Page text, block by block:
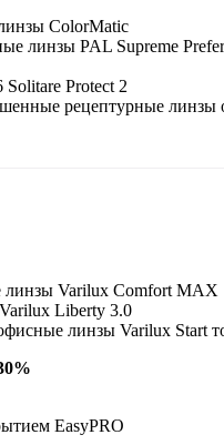
ColorMatic
линзы PAL Supreme
Protect 2
рецептурные линзы
Varilux Comfort MAX
Liberty 3.0
линзы Varilux Start
EasyPRO